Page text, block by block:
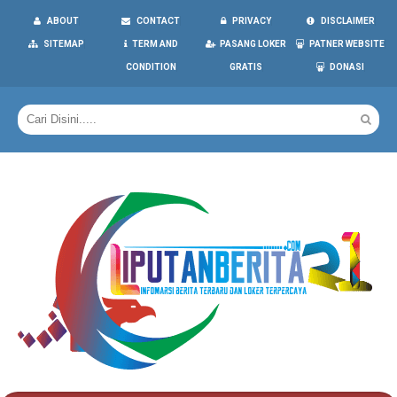
ABOUT CONTACT PRIVACY DISCLAIMER
SITEMAP TERM AND
CONDITION
PASANG LOKER
GRATIS
PATNER WEBSITE
DONASI